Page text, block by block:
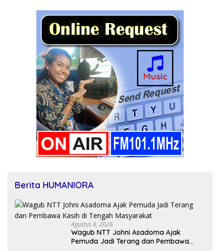
Berita HUMANIORA
Agustus 8, 2026
Wagub NTT Johni Asadoma Ajak
Pemuda Jadi Terang dan Pembawa